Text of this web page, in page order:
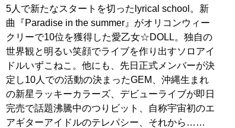
5人で新たなスタートを切ったlyrical school。新
曲『Paradise in the summer』がオリコンウィー
クリーで10位を獲得した愛乙女☆DOLL。独自の
世界観と明るい笑顔でライブを作り出すソロアイ
ドルいずこねこ。他にも、先日正式メンバーが決
定し10人での活動の決まったGEM、沖縄生まれ
の新星ラッキーカラーズ、デビューライブが即日
完売で話題沸騰中のつりビット、自称宇宙初のエ
アギターアイドルのテレパシー、それから……